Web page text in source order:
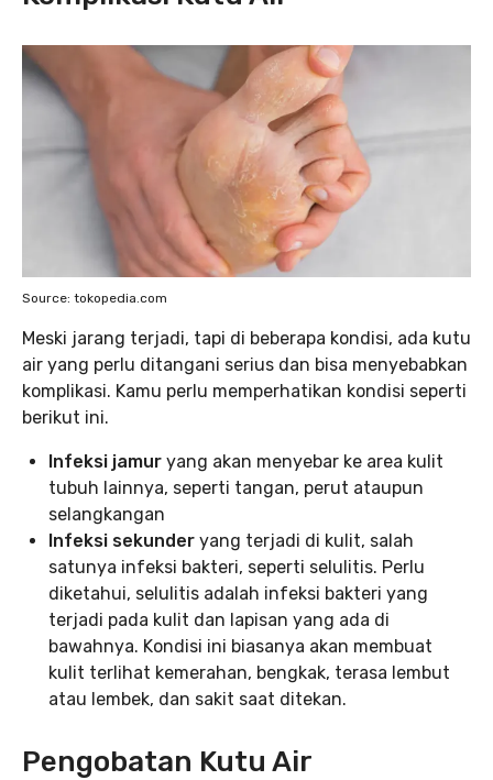
Source: tokopedia.com
Meski jarang terjadi, tapi di beberapa kondisi, ada kutu
air yang perlu ditangani serius dan bisa menyebabkan
komplikasi. Kamu perlu memperhatikan kondisi seperti
berikut ini.
Infeksi jamur yang akan menyebar ke area kulit
tubuh lainnya, seperti tangan, perut ataupun
selangkangan
Infeksi sekunder yang terjadi di kulit, salah
satunya infeksi bakteri, seperti selulitis. Perlu
diketahui, selulitis adalah infeksi bakteri yang
terjadi pada kulit dan lapisan yang ada di
bawahnya. Kondisi ini biasanya akan membuat
kulit terlihat kemerahan, bengkak, terasa lembut
atau lembek, dan sakit saat ditekan.
Pengobatan Kutu Air